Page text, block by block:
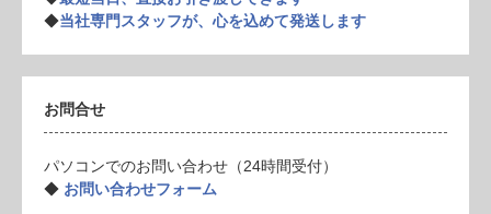
◆当社専門スタッフが、心を込めて発送します
お問合せ
パソコンでのお問い合わせ（24時間受付）
◆ お問い合わせフォーム